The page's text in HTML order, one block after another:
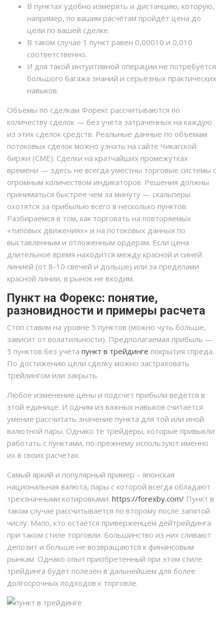
В пунктах удобно измерять и дистанцию, которую,
например, по вашим расчётам пройдёт цена до
цели по вашей сделке.
В таком случае 1 пункт равен 0,00010 и 0,010
соответственно.
И для такой интуитивной операции не потребуется
большого багажа знаний и серьёзных практических
навыков.
Объемы по сделкам Форекс рассчитываются по
количеству сделок — без учета затраченных на каждую
из этих сделок средств. Реальные данные по объемам
потоковых сделок можно узнать на сайте Чикагской
биржи (CME). Сделки на кратчайших промежутках
времени — здесь не всегда уместны торговые системы с
огромным количеством индикаторов. Решения должны
приниматься быстрее чем за минуту — скальперы
охотятся за прибылью всего в несколько пунктов.
Разбираемся в том, как торговать на повторяемых
«типовых движениях» и на потоковых данных по
выставленным и отложенным ордерам. Если цена
длительное время находится между красной и синей
линией (от 8-10 свечей и дольше) или за пределами
красной линии, в рынок не входим.
Пункт на Форекс: понятие,
разновидности и примеры расчета
Стоп ставим на уровне 5 пунктов (можно чуть больше,
зависит от волатильности). Предполагаемая прибыль —
5 пунктов без учетапункт в трейдинге покрытия спреда.
По достижению цели сделку можно застраховать
трейлингом или закрыть.
Любое изменение цены и подсчет прибыли ведется в
этой единице. И одним из важных навыков считается
умение рассчитать значение пункта для той или иной
валютной пары. Однако те трейдеры, которые привыкли
работать с пунктами, по-прежнему используют именно
их в своих расчетах.
Самый яркий и популярный пример – японская
национальная валюта, пары с которой всегда обладают
трехзначными котировками.https://forexby.com/ Пункт в
таком случае рассчитывается по второму после запятой
числу. Мало, кто остаётся приверженцем дейтрейдинга
при таком стиле торговли. Большинство из них сливают
депозит и больше не возвращаются к финансовым
рынкам. Однако опыт приобретенный при этом стиле
трейдинга будет полезен в дальнейшем для более
долгосрочных подходов к торговле.